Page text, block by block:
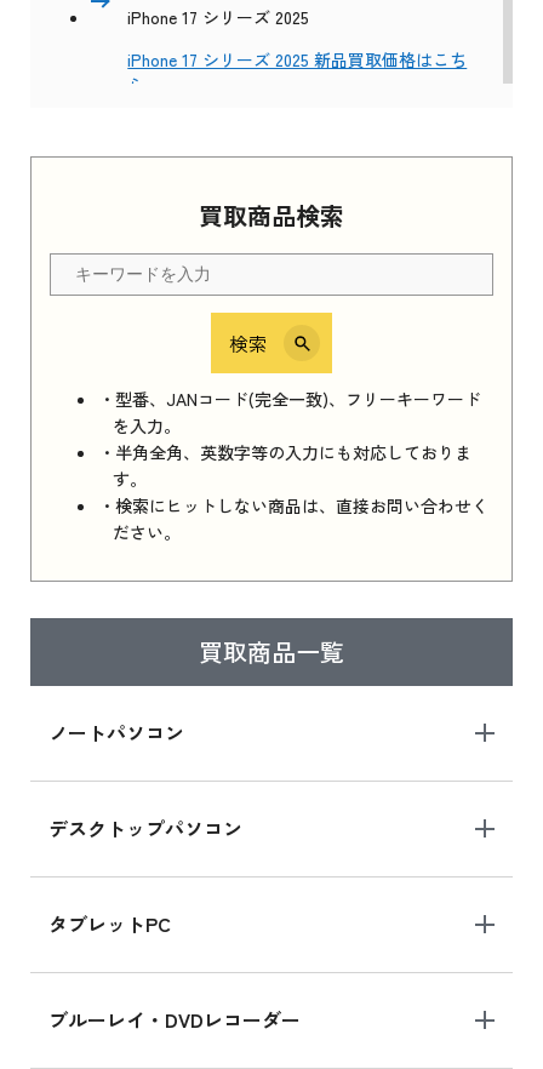
買取商品検索
検索
・型番、JANコード(完全一致)、フリーキーワード
を入力。
・半角全角、英数字等の入力にも対応しておりま
す。
・検索にヒットしない商品は、直接お問い合わせく
ださい。
買取商品一覧
ノートパソコン
デスクトップパソコン
タブレットPC
ブルーレイ・DVDレコーダー
iPhone 17 シリーズ 2025
iPhone 17 シリーズ 2025 新品買取価格はこち
ら
Apple Watch Series 11 2025 新品買取価格はこ
ちら
iPhone 16e シリーズ 2025
iPhone 16e シリーズ 2025 新品買取価格はこち
ら
iPad 11インチ 2025年春モデル
はこちら
ら
iPad mini シリーズ 2024
iPad mini 8.3インチ の新品買取価格
iPhone 16 シリーズ
iPhone 16 の新品買取価格